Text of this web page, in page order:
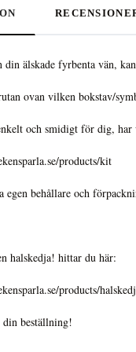
din älskade fyrbenta vän,
ovan vilken bokstav/
och smidigt för dig,
products/kit
egen behållare och
halskedja! hittar du här:
products/
beställning!